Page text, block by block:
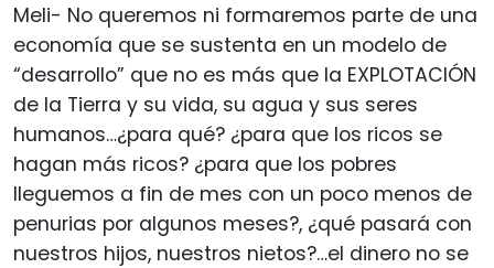
Meli- No queremos ni formaremos parte de una
economía que se sustenta en un modelo de
“desarrollo” que no es más que la EXPLOTACIÓN
de la Tierra y su vida, su agua y sus seres
humanos…¿para qué? ¿para que los ricos se
hagan más ricos? ¿para que los pobres
lleguemos a fin de mes con un poco menos de
penurias por algunos meses?, ¿qué pasará con
nuestros hijos, nuestros nietos?…el dinero no se